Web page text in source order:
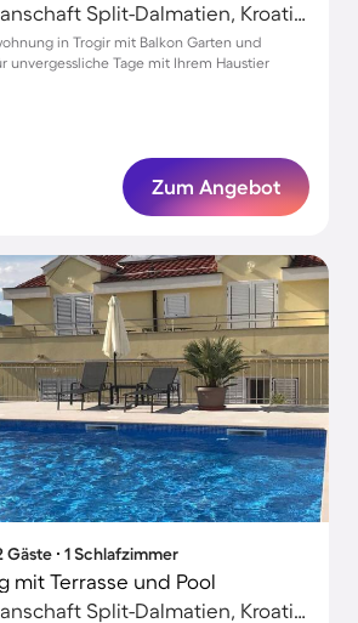
Trogir, Gespanschaft Split-Dalmatien, Kroatien
in Trogir mit Balkon Garten und
unvergessliche Tage mit Ihrem Haustier
Zum Angebot
Gäste ∙ 1 Schlafzimmer
mit Terrasse und Pool
Trogir, Gespanschaft Split-Dalmatien, Kroatien